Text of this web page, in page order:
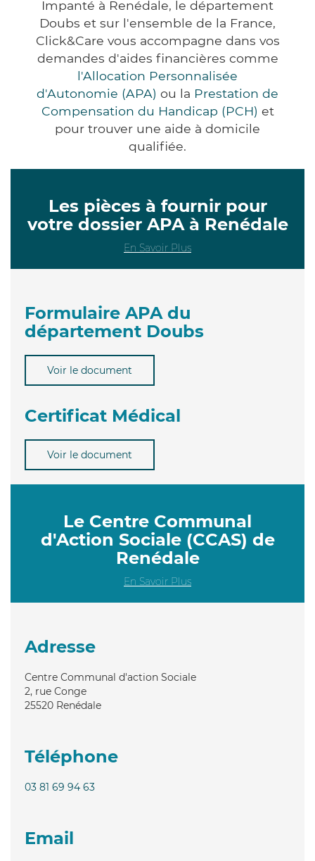
Impanté à Renédale, le département
Doubs et sur l'ensemble de la France,
Click&Care vous accompagne dans vos
demandes d'aides financières comme
l'Allocation Personnalisée
d'Autonomie (APA) ou la Prestation de
Compensation du Handicap (PCH) et
pour trouver une aide à domicile
qualifiée.
Les pièces à fournir pour
votre dossier APA à Renédale
En Savoir Plus
Formulaire APA du
département Doubs
Voir le document
Certificat Médical
Voir le document
Le Centre Communal
d'Action Sociale (CCAS) de
Renédale
En Savoir Plus
Adresse
Centre Communal d'action Sociale
2, rue Conge
25520 Renédale
Téléphone
03 81 69 94 63
Email